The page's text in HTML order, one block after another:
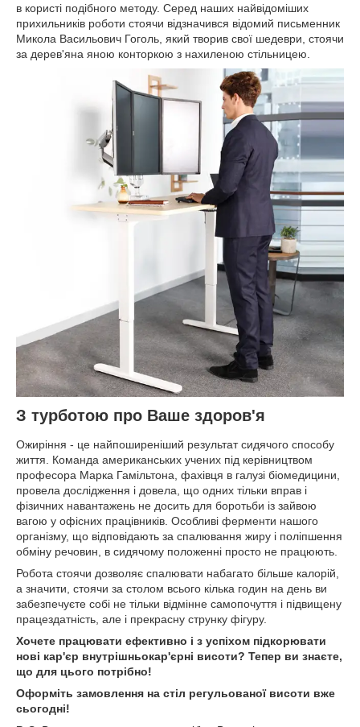
в користі подібного методу. Серед наших найвідоміших
прихильників роботи стоячи відзначився відомий письменник
Микола Васильович Гоголь, який творив свої шедеври, стоячи
за дерев'яна яною конторкою з нахиленою стільницею.
З турботою про Ваше здоров'я
Ожиріння - це найпоширеніший результат сидячого способу
життя. Команда американських учених під керівництвом
професора Марка Гамільтона, фахівця в галузі біомедицини,
провела дослідження і довела, що одних тільки вправ і
фізичних навантажень не досить для боротьби із зайвою
вагою у офісних працівників. Особливі ферменти нашого
організму, що відповідають за спалювання жиру і поліпшення
обміну речовин, в сидячому положенні просто не працюють.
Робота стоячи дозволяє спалювати набагато більше калорій,
а значити, стоячи за столом всього кілька годин на день ви
забезпечуєте собі не тільки відмінне самопочуття і підвищену
працездатність, але і прекрасну струнку фігуру.
Хочете працювати ефективно і з успіхом підкорювати
нові кар'єр внутрішньокар'єрні висоти? Тепер ви знаєте,
що для цього потрібно!
Оформіть замовлення на стіл регульованої висоти вже
сьогодні!